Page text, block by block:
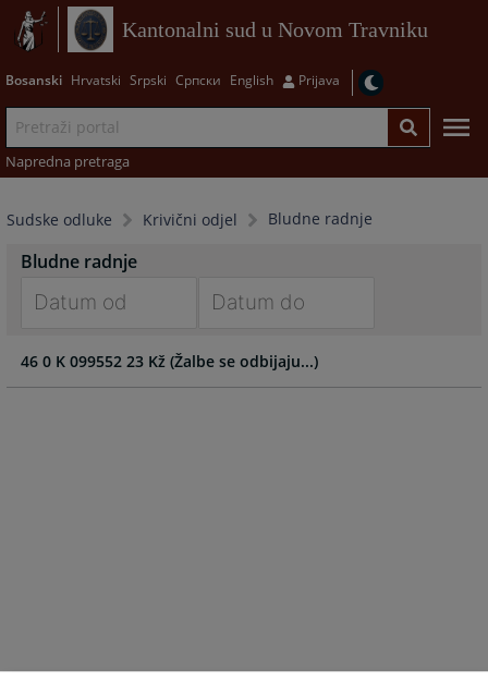
Kantonalni sud u Novom Travniku
Bosanski Hrvatski Srpski Српски English Prijava
Napredna pretraga
Sudske odluke Krivični odjel Bludne radnje
Bludne radnje
forward
to
mark
forward
to
mark
46 0 K 099552 23 Kž (Žalbe se odbijaju...)